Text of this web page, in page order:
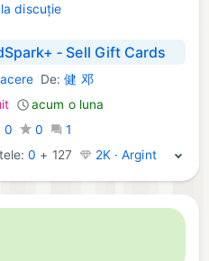
discuție
‑ Sell Gift Cards
De:健 邓
acum o luna
0 0
1
0 + 127 2K · Argint